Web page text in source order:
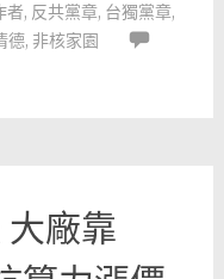
者, 反共黨章, 台獨黨章,
德, 非核家園
大廠靠